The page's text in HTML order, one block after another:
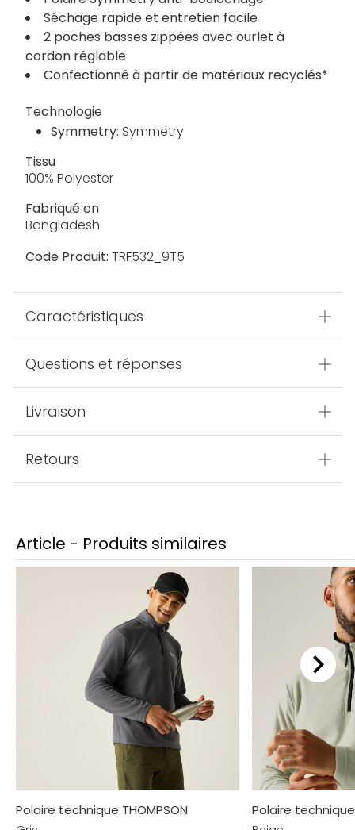
Séchage rapide et entretien facile
2 poches basses zippées avec ourlet à
cordon réglable
Confectionné à partir de matériaux recyclés*
Technologie
Symmetry: Symmetry
Tissu
100% Polyester
Fabriqué en
Bangladesh
Code Produit: TRF532_9T5
Caractéristiques
Questions et réponses
Livraison
Retours
Article - Produits similaires
Polaire technique THOMPSON Polaire technique